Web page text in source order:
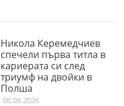
Никола Керемедчиев
спечели първа титла в
кариерата си след
триумф на двойки в
Полша
08.08.2026